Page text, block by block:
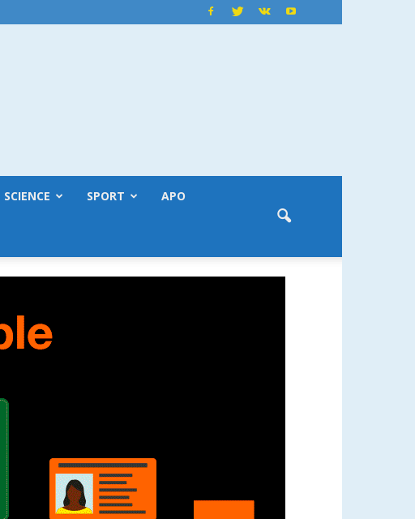
SCIENCE SPORT APO